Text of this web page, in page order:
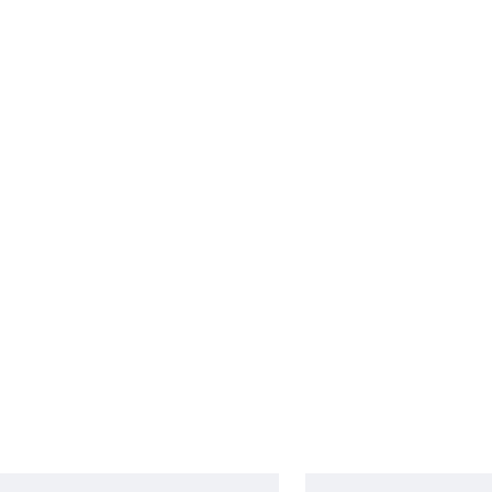
eingebaut und die Simmerringe der Gabel ersetzt.